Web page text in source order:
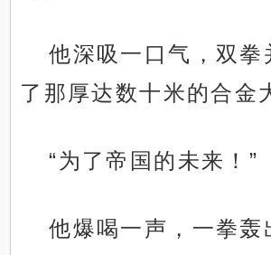
他深吸一口气，双拳
了那厚达数十米的合金
“为了帝国的未来！”
他爆喝一声，一拳轰